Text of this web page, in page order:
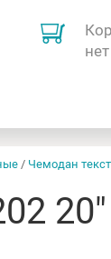
/ Чемодан
20"